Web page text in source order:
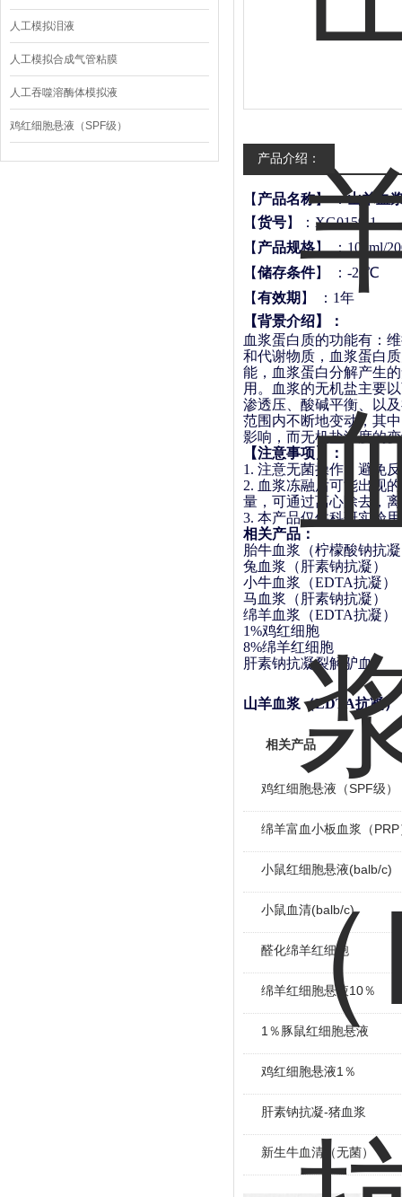
人工模拟泪液
人工模拟合成气管粘膜
人工吞噬溶酶体模拟液
鸡红细胞悬液（SPF级）
产品介绍：
【 产品名称】 ：山羊血
【货号】： XG0159-1
【 产品规格】 ：100ml/
【储存条件】 ： -20 ℃
【有效期 】 ： 1年
【背景介绍】：
血浆蛋白质的功能有：
和代谢物质，血浆蛋白
能，血浆蛋白分解产生
用。血浆的无机盐主要
渗透压、酸碱平衡、以
范围内不断地变动，其
影响，而无机盐浓度的
【注意事项
：
1. 注意无菌操作，避免
2. 血浆冻融后可能出现
量，可通过离心除去，
3. 本产品仅供科研实验
相关产品：
胎牛血浆（柠檬酸钠抗
兔血浆（肝素钠抗凝）
小牛血浆（EDTA抗凝）
马血浆（肝素钠抗凝）
绵羊血浆（EDTA抗凝）
1%鸡红细胞
8%绵羊红细胞
肝素钠抗凝裂解驴血
山羊血浆（EDTA抗凝）
相关产品
鸡红细胞悬液（SPF级）
绵羊富血小板血浆（PRP
小鼠红细胞悬液(balb/c)
小鼠血清(balb/c)
醛化绵羊红细胞
绵羊红细胞悬液10％
1％豚鼠红细胞悬液
鸡红细胞悬液1％
肝素钠抗凝-猪血浆
新生牛血清（无菌）